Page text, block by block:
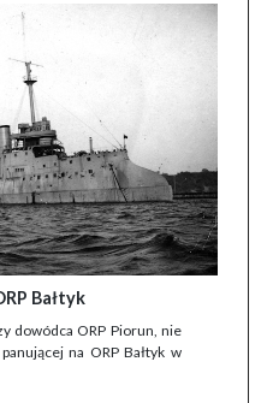
Bałtyk
dowódca ORP Piorun, nie
na ORP Bałtyk w